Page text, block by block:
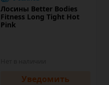
Лосины Better Bodies
Fitness Long Tight Hot
Pink
Уведомить